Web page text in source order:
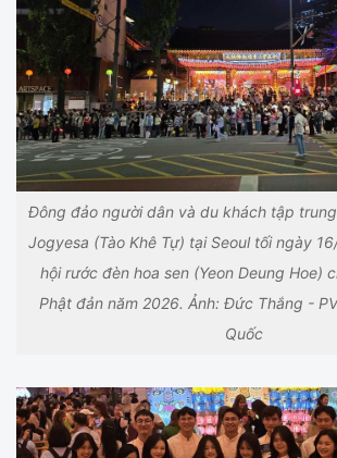
Đông đảo người dân và du khách tập
Jogyesa (Tào Khê Tự) tại Seoul tối ngày
hội rước đèn hoa sen (Yeon Deung Hoe)
Phật đản năm 2026. Ảnh: Đức Thắng -
Quốc